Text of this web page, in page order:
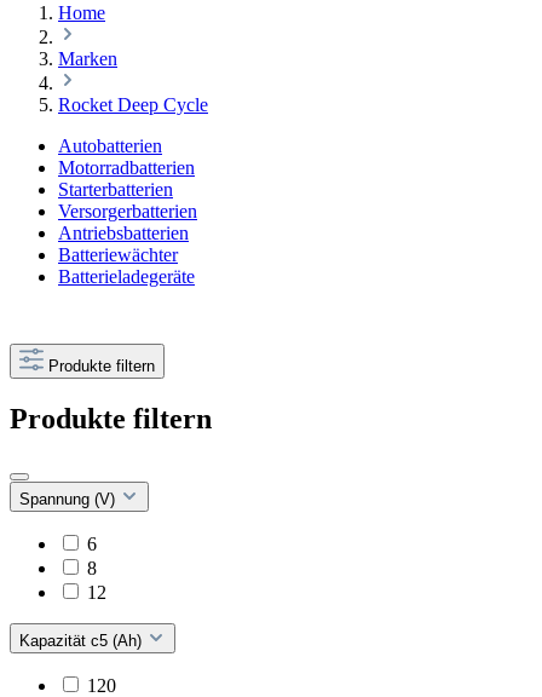
Home
Marken
Rocket Deep Cycle
Autobatterien
Motorradbatterien
Starterbatterien
Versorgerbatterien
Antriebsbatterien
Batteriewächter
Batterieladegeräte
Produkte filtern
Produkte filtern
Spannung (V)
6
8
12
Kapazität c5 (Ah)
120